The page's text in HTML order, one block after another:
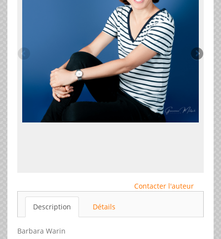
Contacter l'auteur
Description Détails
Barbara Warin